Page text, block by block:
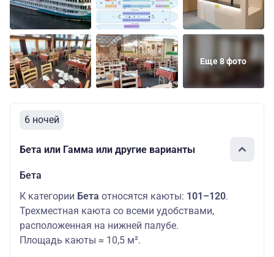
Еще 8 фото
6 ночей
Бета или Гамма или другие варианты
Бета
К категории Бета относятся каюты: 101–120.
Трехместная каюта со всеми удобствами,
расположенная на нижней палубе.
Площадь каюты ≈ 10,5 м².